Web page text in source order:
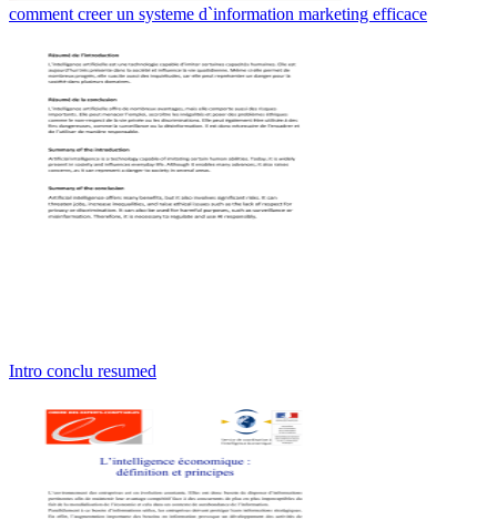
comment creer un systeme d`information marketing efficace
Intro conclu resumed